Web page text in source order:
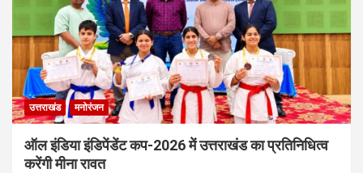
उत्तराखंड मनोरंजन
ऑल इंडिया इंडिपेंडेंट कप-2026 में उत्तराखंड का प्रतिनिधित्व
करेंगी मीना रावत